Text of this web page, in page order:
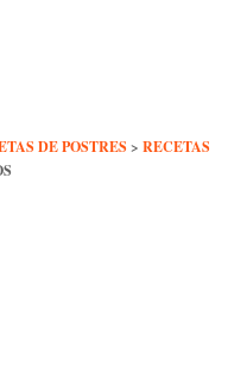
DE POSTRES > RECETAS